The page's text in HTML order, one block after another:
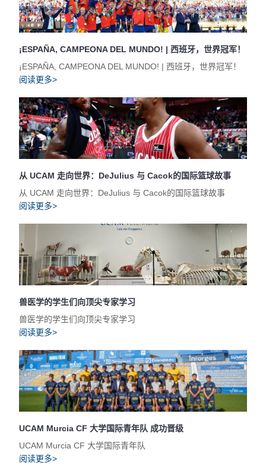
¡ESPAÑA, CAMPEONA DEL MUNDO! | 西班牙，世界冠军！
¡ESPAÑA, CAMPEONA DEL MUNDO! | 西班牙，世界冠军！
阅读更多>
从 UCAM 走向世界：DeJulius 与 Cacok的国际篮球故事
从 UCAM 走向世界：DeJulius 与 Cacok的国际篮球故事
阅读更多>
兽医学的学生们向顶尖专家学习
兽医学的学生们向顶尖专家学习
阅读更多>
UCAM Murcia CF 大学国际青年队 成功晋级
UCAM Murcia CF 大学国际青年队
阅读更多>